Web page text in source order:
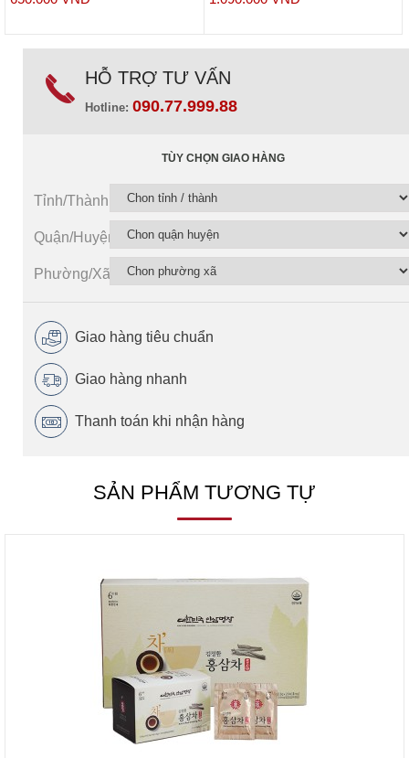
HỖ TRỢ TƯ VẤN
Hotline: 090.77.999.88
TÙY CHỌN GIAO HÀNG
Tỉnh/Thành
Quận/Huyện
Phường/Xã
Giao hàng tiêu chuẩn
Giao hàng nhanh
Thanh toán khi nhận hàng
SẢN PHẨM TƯƠNG TỰ